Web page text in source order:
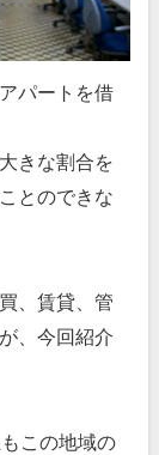
パートを借
きな割合を
とのできな
、賃貸、管
、今回紹介
この地域の